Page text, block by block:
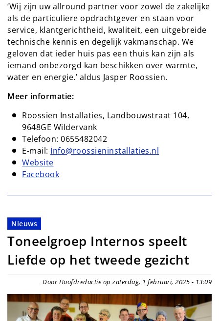
‘Wij zijn uw allround partner voor zowel de zakelijke
als de particuliere opdrachtgever en staan voor
service, klantgerichtheid, kwaliteit, een uitgebreide
technische kennis en degelijk vakmanschap. We
geloven dat ieder huis pas een thuis kan zijn als
iemand onbezorgd kan beschikken over warmte,
water en energie.’ aldus Jasper Roossien.
Meer informatie:
Roossien Installaties, Landbouwstraat 104,
9648GE Wildervank
Telefoon: 0655482042
E-mail: Info@roossieninstallaties.nl
Website
Facebook
Nieuws
Toneelgroep Internos speelt
Liefde op het tweede gezicht
Door Hoofdredactie op zaterdag, 1 februari, 2025 - 13:09